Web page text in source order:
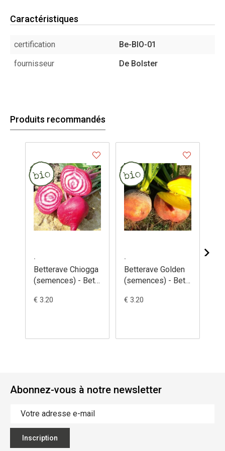
Caractéristiques
certification
Be-BIO-01
fournisseur
De Bolster
Produits recommandés
.
Betterave Chiogga
(semences) - Beta
Conditiva
€ 3.20
.
Betterave Golden
(semences) - Beta
€ 3.20
Abonnez-vous à notre newsletter
Inscription